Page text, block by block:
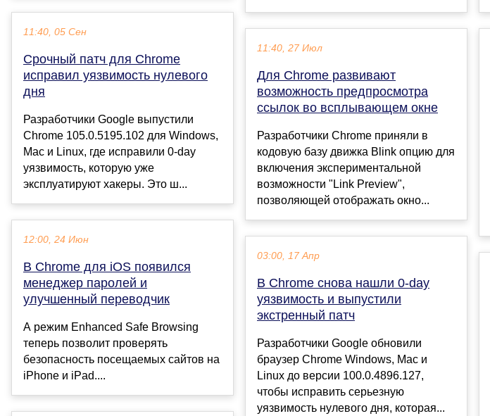
11:40, 05 Сен
Срочный патч для Chrome
исправил уязвимость нулевого
дня
Разработчики Google выпустили
Chrome 105.0.5195.102 для Windows,
Mac и Linux, где исправили 0-day
уязвимость, которую уже
эксплуатируют хакеры. Это ш...
12:00, 24 Июн
В Chrome для iOS появился
менеджер паролей и
улучшенный переводчик
А режим Enhanced Safe Browsing
теперь позволит проверять
безопасность посещаемых сайтов на
iPhone и iPad....
11:40, 27 Июл
Для Chrome развивают
возможность предпросмотра
ссылок во всплывающем окне
Разработчики Chrome приняли в
кодовую базу движка Blink опцию для
включения экспериментальной
возможности "Link Preview",
позволяющей отображать окно...
03:00, 17 Апр
В Chrome снова нашли 0-day
уязвимость и выпустили
экстренный патч
Разработчики Google обновили
браузер Chrome Windows, Mac и
Linux до версии 100.0.4896.127,
чтобы исправить серьезную
уязвимость нулевого дня, которая...